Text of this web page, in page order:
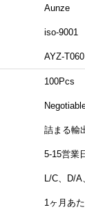
Aunze
iso-9001
AYZ-T060
100Pcs
詰まる輸
5-15営業
L/C、D/
1ヶ月あ